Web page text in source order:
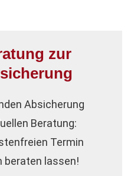
zur
Absicherung
Beratung:
Termin
beraten lassen!